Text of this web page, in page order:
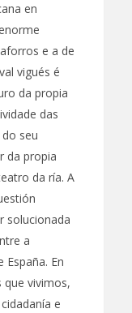
en
e a de
vigués é
da propia
das
seu
da propia
da ría. A
solucionada
a
En
vivimos,
e